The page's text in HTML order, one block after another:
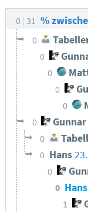
0 31 %
0
0
0
0
0
0
0
0 Hans
0
0
1